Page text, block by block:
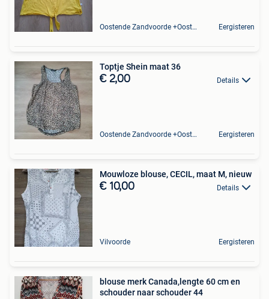
Oostende Zandvoorde +Oostende Eergisteren
Toptje Shein maat 36
€ 2,00 Details
Oostende Zandvoorde +Oostende Eergisteren
Mouwloze blouse, CECIL, maat M, nieuw
€ 10,00 Details
Vilvoorde Eergisteren
blouse merk Canada,lengte 60 cm en
schouder naar schouder 44